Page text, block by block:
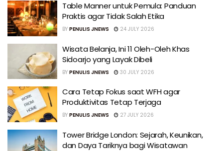
Table Manner untuk Pemula: Panduan
Praktis agar Tidak Salah Etika
BY PENULIS JNEWS 24 JULY 2026
Wisata Belanja, Ini 11 Oleh-Oleh Khas
Sidoarjo yang Layak Dibeli
BY PENULIS JNEWS 30 JULY 2026
Cara Tetap Fokus saat WFH agar
Produktivitas Tetap Terjaga
BY PENULIS JNEWS 27 JULY 2026
Tower Bridge London: Sejarah, Keunikan,
dan Daya Tariknya bagi Wisatawan